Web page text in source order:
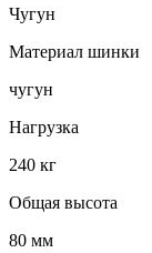
Чугун
Материал шинки
чугун
Нагрузка
240 кг
Общая высота
80 мм